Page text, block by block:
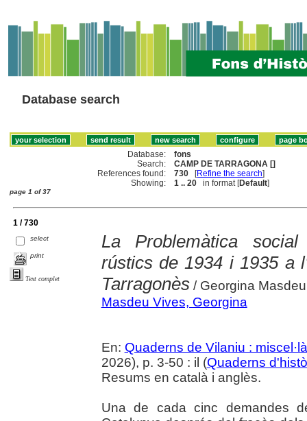
Database search
Database:
fons
Search:
CAMP DE TARRAGONA []
References found:
730 [Refine the search]
Showing:
1 .. 20 in format [Default]
page 1 of 37
1 / 730
select
print
Text complet
La Problemàtica
rústics de 1934 i 1935 a
Tarragonès/ Georgina
Masdeu Vives, Georgina
En: Quaderns de Vilaniu :
2026), p. 3-50 : il (Quaderns
Resums en català i anglès.
Una de cada cinc demandes